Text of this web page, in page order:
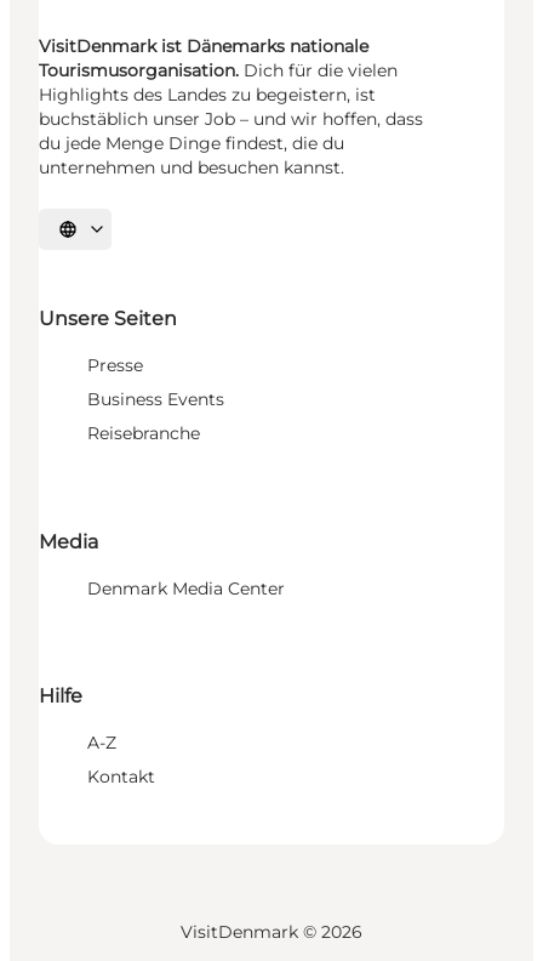
VisitDenmark ist Dänemarks nationale
Tourismusorganisation. Dich für die vielen
Highlights des Landes zu begeistern, ist
buchstäblich unser Job – und wir hoffen, dass
du jede Menge Dinge findest, die du
unternehmen und besuchen kannst.
Sprache auswählen
Unsere Seiten
Presse
Business Events
Reisebranche
Media
Denmark Media Center
Hilfe
A-Z
Kontakt
VisitDenmark © 2026